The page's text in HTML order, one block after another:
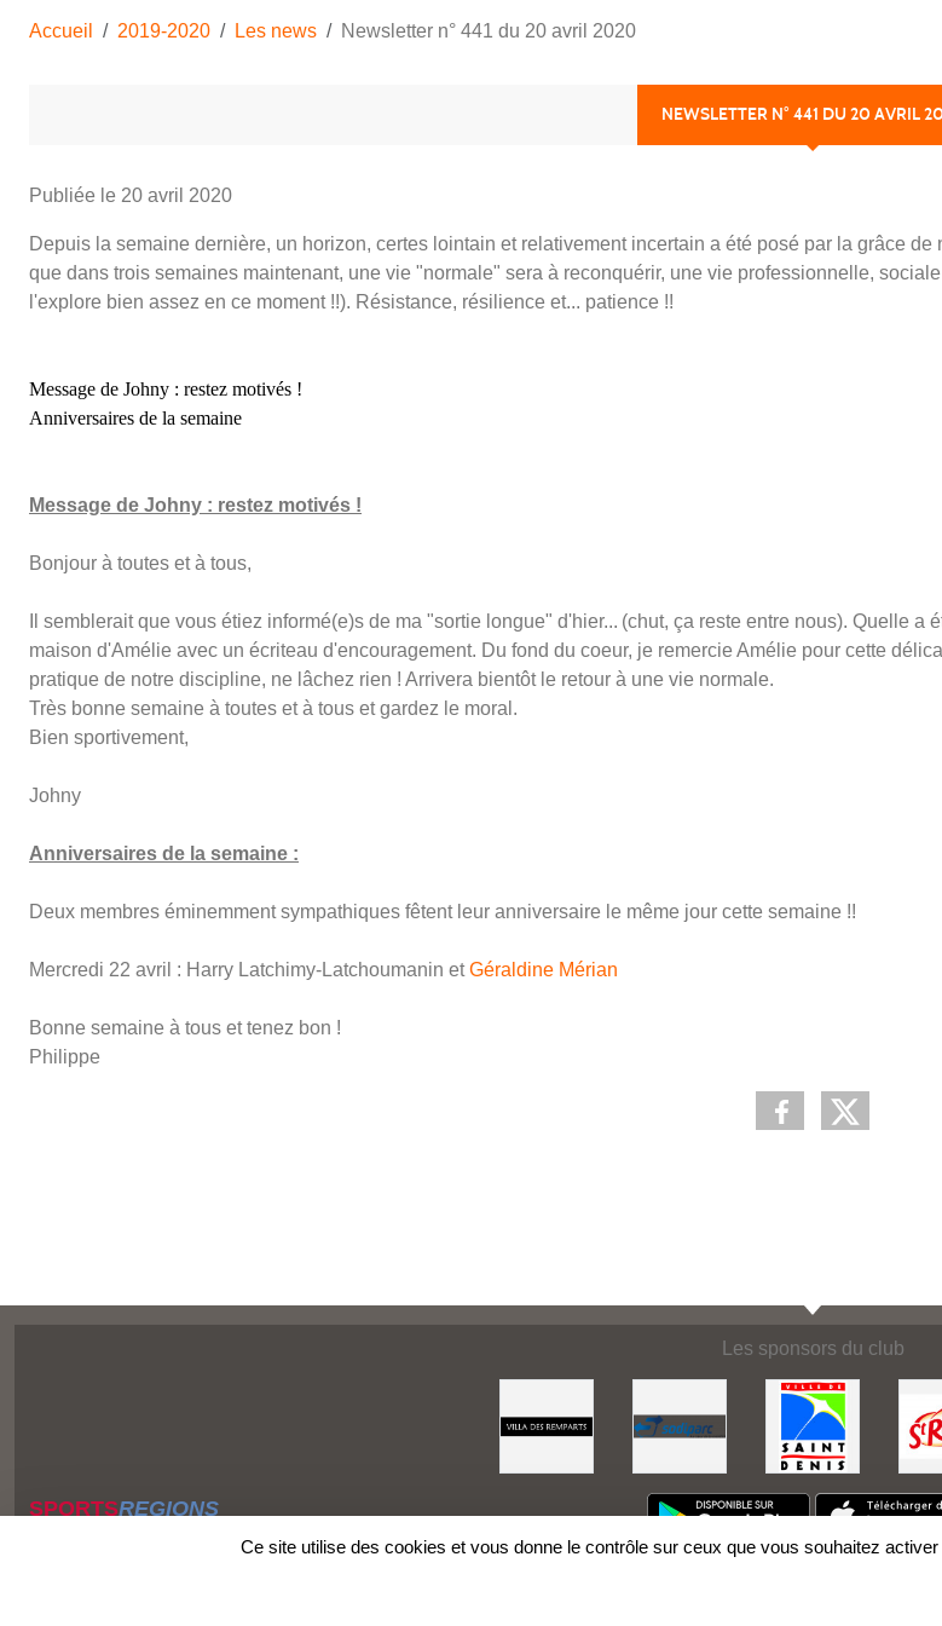
Accueil 2019-2020 Les news Newsletter n° 441 du 20 avril 2020
NEWSLETTER N° 441 DU 20 AVRIL
Publiée le 20 avril 2020
Depuis la semaine dernière, un horizon, certes lointain et relativement incertain a été posé par la grâce de
que dans trois semaines maintenant, une vie "normale" sera à reconquérir, une vie professionnelle,
l'explore bien assez en ce moment !!). Résistance, résilience et... patience !!
Message de Johny : restez motivés !
Anniversaires de la semaine
Message de Johny : restez motivés !
Bonjour à toutes et à tous,
Il semblerait que vous étiez informé(e)s de ma "sortie longue" d'hier... (chut, ça reste entre nous). Quelle a
maison d'Amélie avec un écriteau d'encouragement. Du fond du coeur, je remercie Amélie pour cette
pratique de notre discipline, ne lâchez rien ! Arrivera bientôt le retour à une vie normale.
Très bonne semaine à toutes et à tous et gardez le moral.
Bien sportivement,
Johny
Anniversaires de la semaine :
Deux membres éminemment sympathiques fêtent leur anniversaire le même jour cette semaine !!
Mercredi 22 avril : Harry Latchimy-Latchoumanin etGéraldine Mérian
Bonne semaine à tous et tenez bon !
Philippe
Les sponsors du club
SPORTSREGIONS
Ce site utilise des cookies et vous donne le contrôle sur ceux que vous souhaitez activer